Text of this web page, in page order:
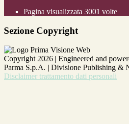
Pagina visualizzata 3001 volte
Sezione Copyright
Copyright 2026 | Engineered and
Parma S.p.A. | Divisione Publishing &
Disclaimer trattamento dati personali